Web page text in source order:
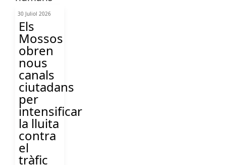
30 Juliol 2026
Els
Mossos
obren
nous
canals
ciutadans
per
intensificar
la lluita
contra
el
tràfic